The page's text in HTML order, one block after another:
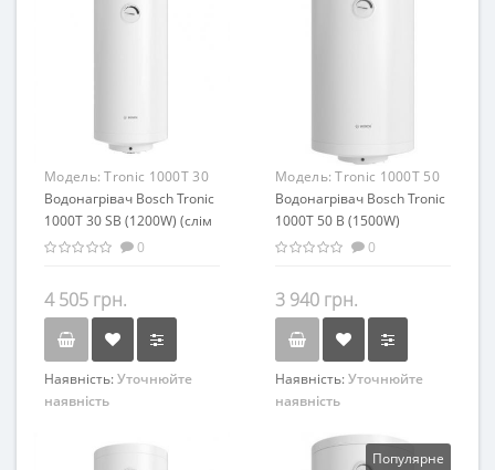
Модель:Tronic 1000T 30
SB (1200W) (слім версія)
Водонагрівач Bosch Tronic
1000T 30 SB (1200W) (слім
версія)
0
4 505 грн.
Наявність:Уточнюйте
наявність
Модель:Tronic 1000T 50
B
Водонагрівач Bosch Tronic
1000T 50 B (1500W)
0
3 940 грн.
Наявність:Уточнюйте
наявність
Популярне